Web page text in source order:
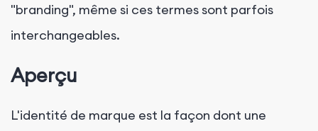
"branding", même si ces termes sont parfois
interchangeables.
Aperçu
L'identité de marque est la façon dont une